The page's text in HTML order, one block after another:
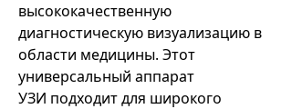
высококачественную
диагностическую визуализацию в
области медицины. Этот
универсальный аппарат
УЗИ подходит для широкого